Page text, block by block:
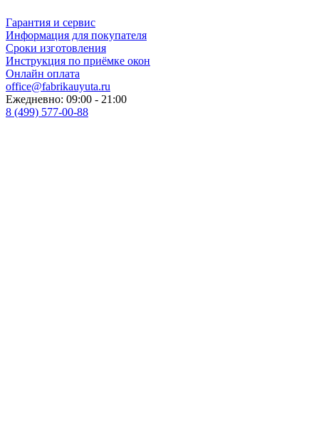
Гарантия и сервис
Информация для покупателя
Сроки изготовления
Инструкция по приёмке окон
Онлайн оплата
office@fabrikauyuta.ru
Ежедневно: 09:00 - 21:00
8 (499) 577-00-88